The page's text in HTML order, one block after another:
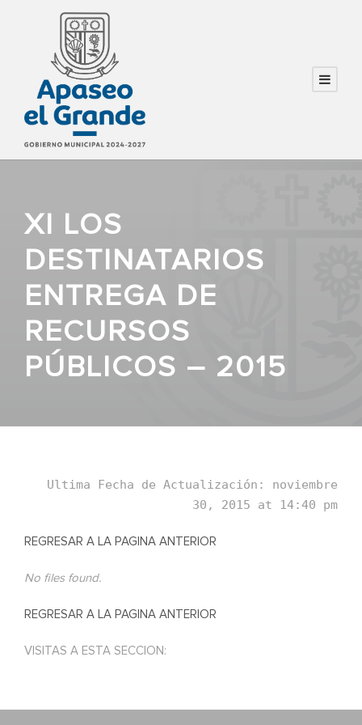
XI LOS
DESTINATARIOS
ENTREGA DE
RECURSOS
PÚBLICOS – 2015
Ultima Fecha de Actualización: noviembre
30, 2015 at 14:40 pm
REGRESAR A LA PAGINA ANTERIOR
No files found.
REGRESAR A LA PAGINA ANTERIOR
VISITAS A ESTA SECCION: